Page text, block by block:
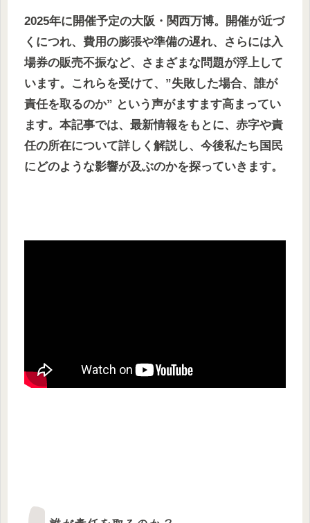
2025年に開催予定の大阪・関西万博。開催が近づ
くにつれ、費用の膨張や準備の遅れ、さらには入
場券の販売不振など、さまざまな問題が浮上して
います。これらを受けて、”失敗した場合、誰が
責任を取るのか” という声がますます高まってい
ます。本記事では、最新情報をもとに、赤字や責
任の所在について詳しく解説し、今後私たち国民
にどのような影響が及ぶのかを探っていきます。